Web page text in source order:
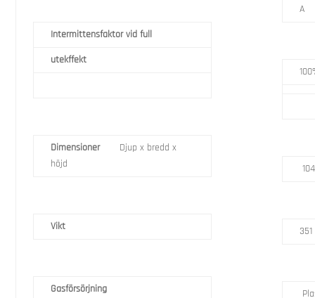
Intermittensfaktor vid full
utekffekt
Dimensioner
Djup x bredd x
höjd
Vikt
Gasförsörjning
A